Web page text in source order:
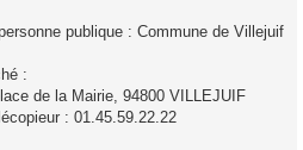
publique : Commune de Villejuif
:
de la Mairie, 94800 VILLEJUIF
: 01.45.59.22.22